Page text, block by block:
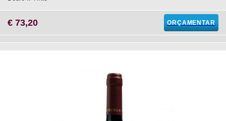
€ 73,20 ORÇAMENTAR